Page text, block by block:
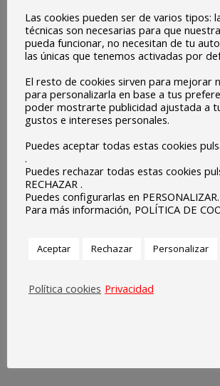
Las cookies pueden ser de varios tipos:
técnicas son necesarias para que
pueda funcionar, no necesitan de tu
las únicas que tenemos activadas por
El resto de cookies sirven para mejorar
para personalizarla en base a tus
poder mostrarte publicidad ajustada a
gustos e intereses personales.
Puedes aceptar todas estas cookies
.
Puedes rechazar todas estas cookies
RECHAZAR .
Puedes configurarlas en PERSONALIZAR.
Para más información, POLÍTICA DE
Aceptar Rechazar Personalizar
Política cookies Privacidad